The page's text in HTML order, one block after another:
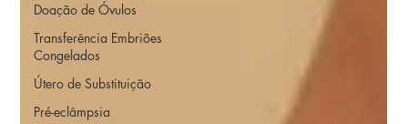
Doação de Óvulos
Transferência Embriões
Congelados
Útero de Substituição
Pré-eclâmpsia